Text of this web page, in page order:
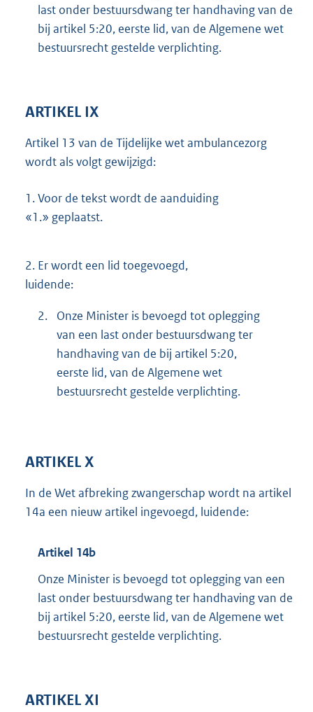
last onder bestuursdwang ter handhaving van de
bij artikel 5:20, eerste lid, van de Algemene wet
bestuursrecht gestelde verplichting.
ARTIKEL IX
Artikel 13 van de Tijdelijke wet ambulancezorg
wordt als volgt gewijzigd:
1.Voor de tekst wordt de aanduiding
«1.» geplaatst.
2. Er wordt een lid toegevoegd,
luidende:
2.
Onze Minister is bevoegd tot oplegging
van een last onder bestuursdwang ter
handhaving van de bij artikel 5:20,
eerste lid, van de Algemene wet
bestuursrecht gestelde verplichting.
ARTIKEL X
In de Wet afbreking zwangerschap wordt na artikel
14a een nieuw artikel ingevoegd, luidende:
Artikel 14b
Onze Minister is bevoegd tot oplegging van een
last onder bestuursdwang ter handhaving van de
bij artikel 5:20, eerste lid, van de Algemene wet
bestuursrecht gestelde verplichting.
ARTIKEL XI